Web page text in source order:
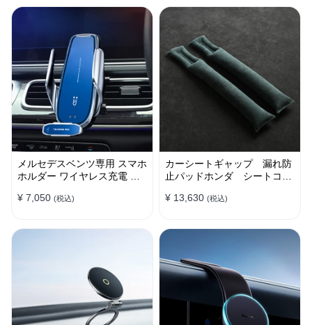
メルセデスベンツ専用 スマホ
ホルダー ワイヤレス充電 吹
¥ 7,050 (税込)
カーシートギャップ 漏れ防
止パッドホンダ シートコン
¥ 13,630 (税込)